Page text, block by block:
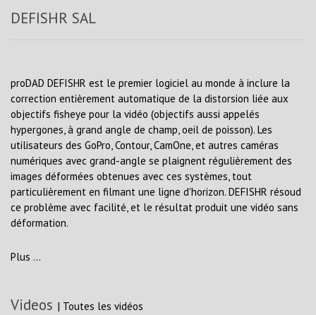
DEFISHR SAL
proDAD DEFISHR est le premier logiciel au monde à inclure la
correction entièrement automatique de la distorsion liée aux
objectifs fisheye pour la vidéo (objectifs aussi appelés
hypergones, à grand angle de champ, oeil de poisson). Les
utilisateurs des GoPro, Contour, CamOne, et autres caméras
numériques avec grand-angle se plaignent régulièrement des
images déformées obtenues avec ces systèmes, tout
particulièrement en filmant une ligne d'horizon. DEFISHR résoud
ce problème avec facilité, et le résultat produit une vidéo sans
déformation.
Plus ...
Videos | Toutes les vidéos